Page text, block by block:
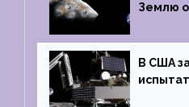
Землю
В США